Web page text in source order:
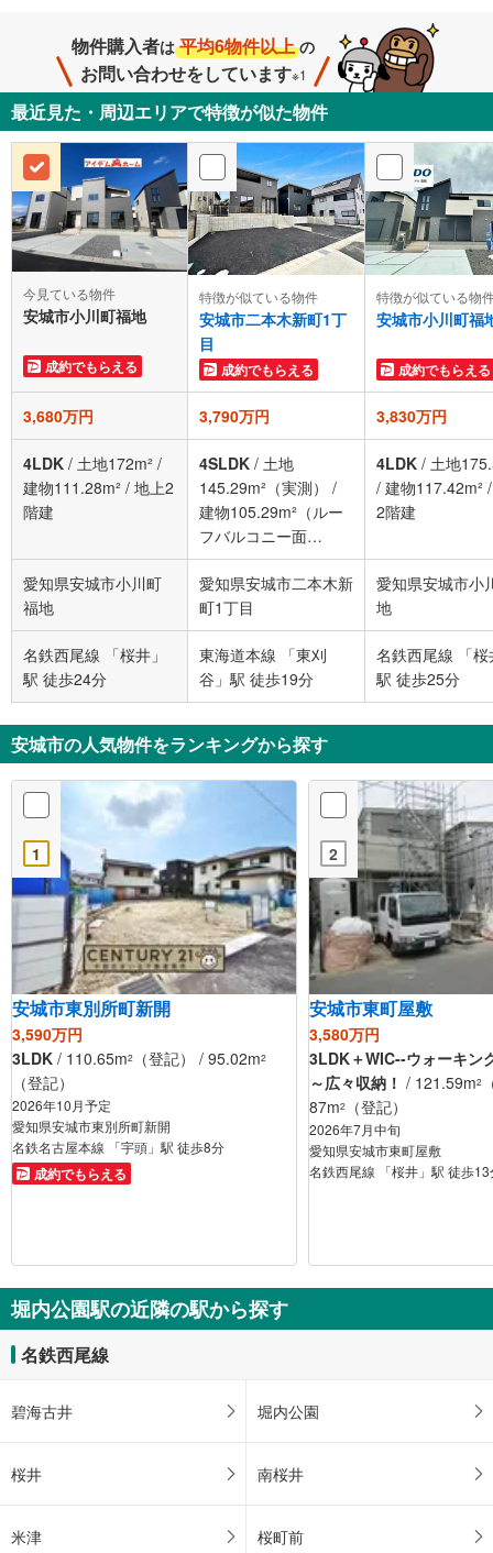
物件購入者は 平均6物件以上 の
お問い合わせをしています※1
最近見た・周辺エリアで特徴が似た物件
今見ている物件
安城市小川町福地
成約でもらえる
特徴が似ている物件
安城市二本木新町1丁
目
成約でもらえる
特徴が似ている物
安城市小川町福
成約でもらえる
3,680万円 3,790万円 3,830万円
4LDK / 土地172m² /
建物111.28m² / 地上2
階建
4SLDK / 土地
145.29m²（実測）
/
建物105.29m²（ルー
フバルコニー面
積:6.48m²）/地上2階
建
4LDK / 土地
/ 建物117.42m²
2階建
愛知県安城市小川町
福地
愛知県安城市二本木新
町1丁目
愛知県安城市小
地
名鉄西尾線 「桜井」
駅 徒歩24分
東海道本線 「東刈
谷」駅 徒歩19分
名鉄西尾線 「桜
駅 徒歩25分
安城市の人気物件をランキングから探す
1
安城市東別所町新開
3,590万円
3LDK / 110.65m2 （登記） / 95.02m2
（登記）
2026年10月予定
愛知県安城市東別所町新開
名鉄名古屋本線 「宇頭」駅 徒歩8分
成約でもらえる
2
安城市東町屋敷
3,580万円
3LDK＋WIC--ウォーキン
～広々収納！ / 121.59m2
87m2 （登記）
2026年7月中旬
愛知県安城市東町屋敷
名鉄西尾線 「桜井」駅 徒歩13
堀内公園駅の近隣の駅から探す
名鉄西尾線
碧海古井 堀内公園
桜井 南桜井
米津 桜町前